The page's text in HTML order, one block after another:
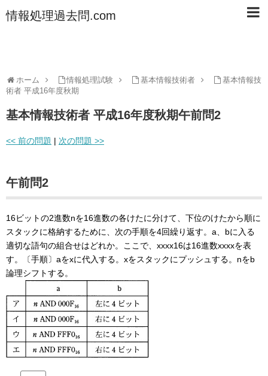
情報処理過去問.com
ホーム 情報処理試験 基本情報技術者
基本情報技
術者 平成16年度秋期
基本情報技術者 平成16年度秋期午前問2
<< 前の問題 | 次の問題 >>
午前問2
16ビットの2進数nを16進数の各けたに分けて、下位のけたから順に
スタックに格納するために、次の手順を4回繰り返す。a、bに入る
適切な語句の組合せはどれか。ここで、xxxx16は16進数xxxxを表
す。〔手順〕aをxに代入する。xをスタックにプッシュする。nをb
論理シフトする。